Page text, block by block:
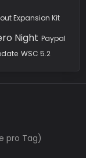
Expansion Kit
Night Paypal
WSC 5.2
pro Tag)